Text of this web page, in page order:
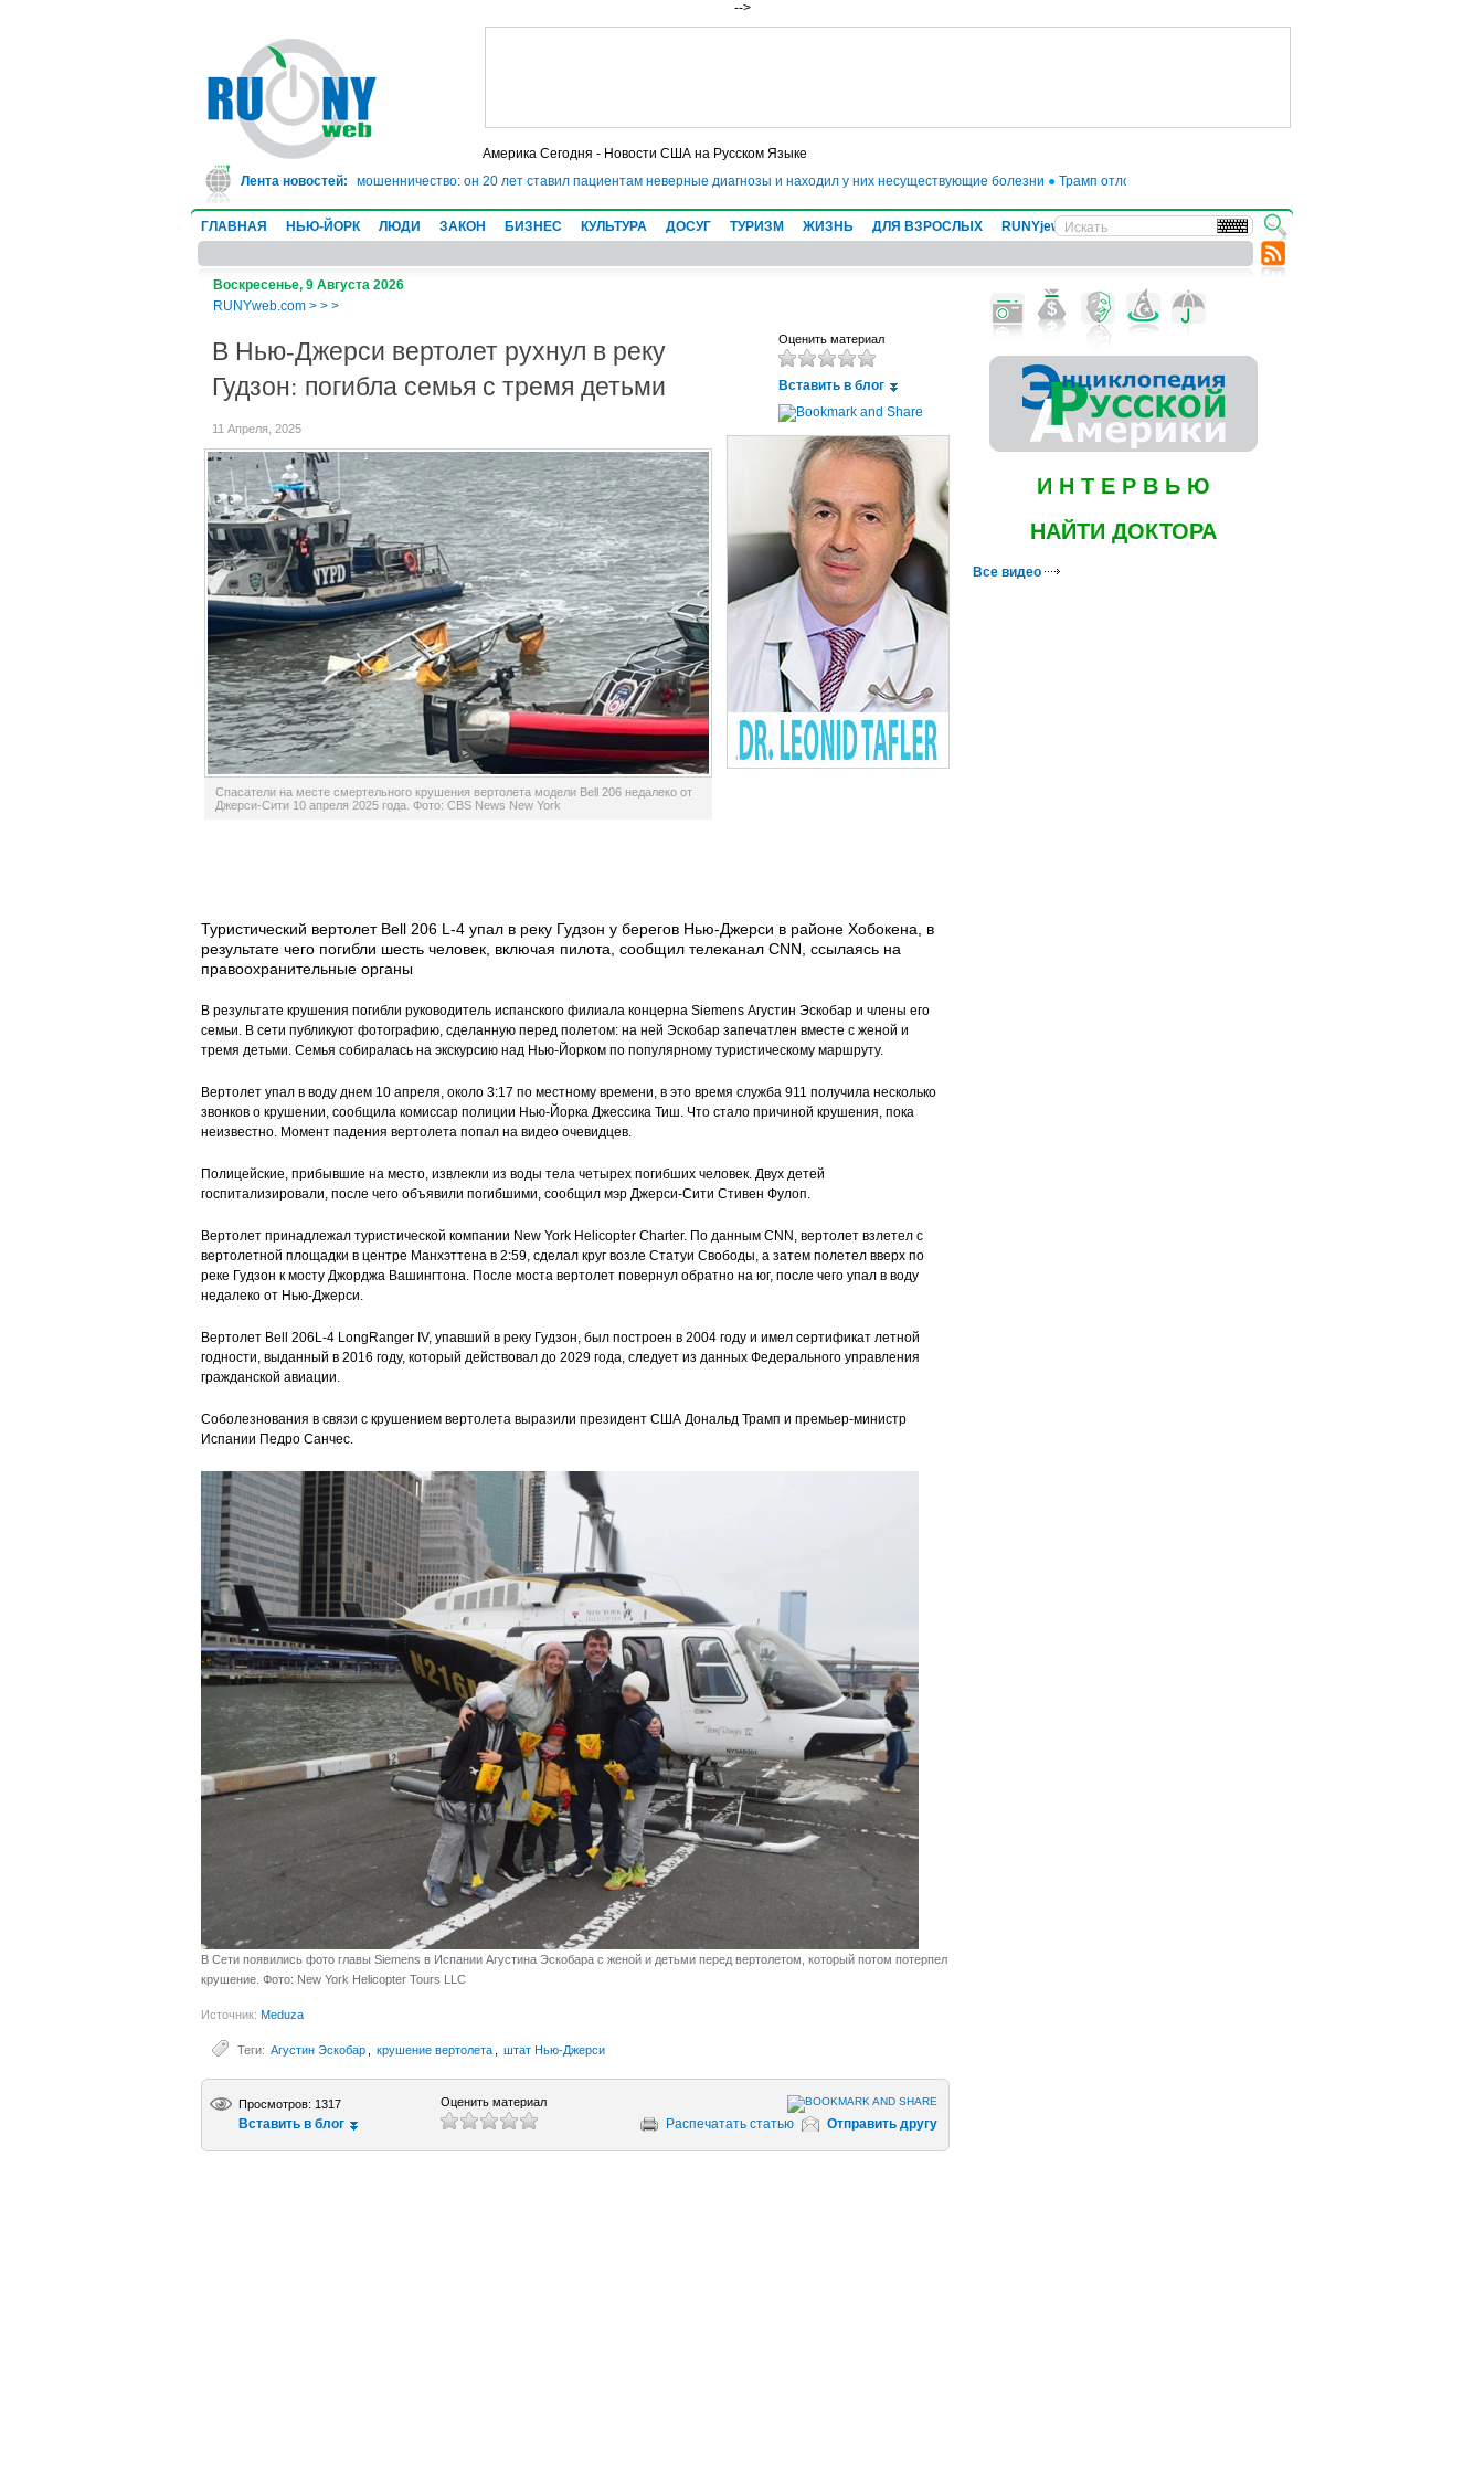
-->
Америка Сегодня - Новости США на Русском Языке
Лента новостей:
врач-ревматолог сядет в тюрьму на 10 лет за мошенничество: он 20 лет ставил пациентам неверные диагнозы и находил у них несуществующие болезни● Трамп отложил введение 50-процентных пошлин на товары из ЕС до
ГЛАВНАЯ НЬЮ-ЙОРК ЛЮДИ ЗАКОН БИЗНЕС КУЛЬТУРА ДОСУГ ТУРИЗМ ЖИЗНЬ ДЛЯ ВЗРОСЛЫХ RUNYjews ВЕСТИ ИЗ УКРАИНЫ
Воскресенье, 9 Августа 2026
RUNYweb.com > > >
Оценить материал
Вставить в блог
В Нью-Джерси вертолет рухнул в реку
Гудзон: погибла семья с тремя детьми
11 Апреля, 2025
Спасатели на месте смертельного крушения вертолета модели Bell 206 недалеко от
Джерси-Сити 10 апреля 2025 года. Фото: CBS News New York
Туристический вертолет Bell 206 L-4 упал в реку Гудзон у берегов Нью-Джерси в районе Хобокена, в
результате чего погибли шесть человек, включая пилота, сообщил телеканал CNN, ссылаясь на
правоохранительные органы
В результате крушения погибли руководитель испанского филиала концерна Siemens Агустин Эскобар и члены его
семьи. В сети публикуют фотографию, сделанную перед полетом: на ней Эскобар запечатлен вместе с женой и
тремя детьми. Семья собиралась на экскурсию над Нью-Йорком по популярному туристическому маршруту.
Вертолет упал в воду днем 10 апреля, около 3:17 по местному времени, в это время служба 911 получила несколько
звонков о крушении, сообщила комиссар полиции Нью-Йорка Джессика Тиш. Что стало причиной крушения, пока
неизвестно. Момент падения вертолета попал на видео очевидцев.
Полицейские, прибывшие на место, извлекли из воды тела четырех погибших человек. Двух детей
госпитализировали, после чего объявили погибшими, сообщил мэр Джерси-Сити Стивен Фулоп.
Вертолет принадлежал туристической компании New York Helicopter Charter. По данным CNN, вертолет взлетел с
вертолетной площадки в центре Манхэттена в 2:59, сделал круг возле Статуи Свободы, а затем полетел вверх по
реке Гудзон к мосту Джорджа Вашингтона. После моста вертолет повернул обратно на юг, после чего упал в воду
недалеко от Нью-Джерси.
Вертолет Bell 206L-4 LongRanger IV, упавший в реку Гудзон, был построен в 2004 году и имел сертификат летной
годности, выданный в 2016 году, который действовал до 2029 года, следует из данных Федерального управления
гражданской авиации.
Соболезнования в связи с крушением вертолета выразили президент США Дональд Трамп и премьер-министр
Испании Педро Санчес.
В Сети появились фото главы Siemens в Испании Агустина Эскобара c женой и детьми перед вертолетом, который потом потерпел
крушение. Фото: New York Helicopter Tours LLC
Источник: Meduza
Теги: Агустин Эскобар крушение вертолета штат Нью-Джерси
Просмотров: 1317
Вставить в блог
Оценить материал
Распечатать статью Отправить другу
И Н Т Е Р В Ь Ю
НАЙТИ ДОКТОРА
Все видео